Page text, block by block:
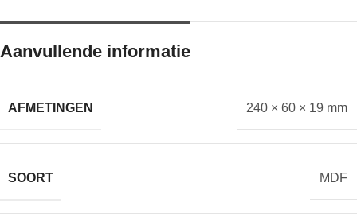
Aanvullende informatie
AFMETINGEN 240 × 60 × 19 mm
SOORT MDF